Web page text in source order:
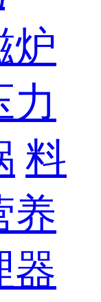
炉
力
料
养
器